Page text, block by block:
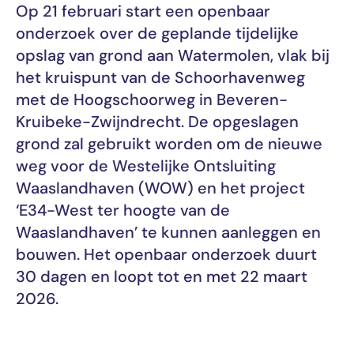
Op 21 februari start een openbaar
onderzoek over de geplande tijdelijke
opslag van grond aan Watermolen, vlak bij
het kruispunt van de Schoorhavenweg
met de Hoogschoorweg in Beveren-
Kruibeke-Zwijndrecht. De opgeslagen
grond zal gebruikt worden om de nieuwe
weg voor de Westelijke Ontsluiting
Waaslandhaven (WOW) en het project
‘E34-West ter hoogte van de
Waaslandhaven’ te kunnen aanleggen en
bouwen. Het openbaar onderzoek duurt
30 dagen en loopt tot en met 22 maart
2026.